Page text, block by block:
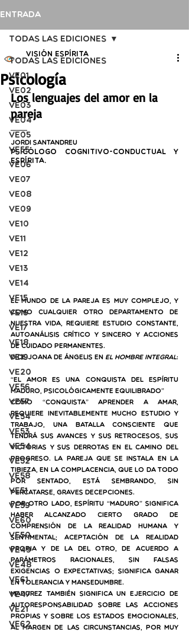
Entrada
Todas las ediciones
VE01
VE02
VE03
VE04
VE05
VE55
VE06
VE07
VE08
VE09
VE10
VE11
VE12
VE13
VE14
VE15
VE16
VE17
VE18
VE19
VE20
VE56
VE57
VE54
VE53
VE54
VE52
VE58
VE51
VE59
VE60
VE50
VE49
VE48
VE61
VE47
VE21
VE62
Todas las ediciones
Psicología
Visión Espírita
Los lenguajes del amor en la
pareja
Jordi Santandreu
Psicólogo cognitivo-conductual y
espírita.
El mundo de la pareja es muy complejo, y
como cualquier otro departamento de
nuestra vida, requiere estudio constante,
autoanálisis crítico y sincero y acciones
de cuidado permanentes.
Dice Joana de Ángelis en El hombre integral:
“El amor es una conquista
maduro, psicológicamente equilibrado”
Como “conquista” aprender a amar,
requiere inevitablemente mucho estudio y
trabajo, una batalla consciente que
tendrá sus avances y sus retrocesos, sus
victorias y sus derrotas en el camino del
progreso. La pareja que se instala en la
tibieza, en la complacencia, que lo da todo
por sentado, está sembrando, sin
percatarse, graves decepciones.
Por otro lado, espíritu “maduro” significa
haber alcanzado cierto grado de
comprensión de la realidad humana y
sentimental; aceptación de la realidad
propia y de la del otro, de acuerdo a
parámetros racionales, sin falsas
exigencias o expectativas; significa ganar
en tolerancia y mansedumbre.
autoresponsabilidad sobre las acciones
propias y sobre los estados emocionales,
al margen de las circunstancias, por muy